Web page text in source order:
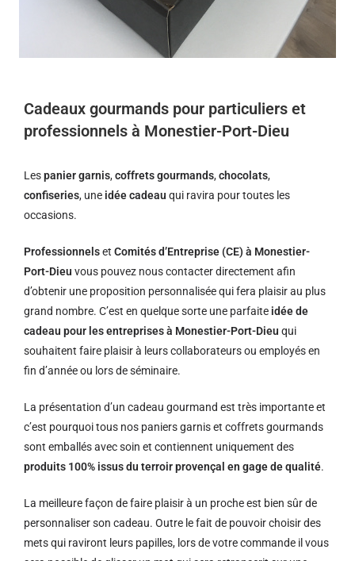
Cadeaux gourmands pour particuliers et
professionnels à Monestier-Port-Dieu
Lespanier garnis,coffrets gourmands,chocolats,
confiseries, une idée cadeau qui ravira pour toutes les
occasions.
Professionnelset Comités d’Entreprise (CE) à Monestier-
Port-Dieu vous pouvez nous contacter directement afin
d’obtenir une proposition personnalisée qui fera plaisir au plus
grand nombre. C’est en quelque sorte une parfaite idée de
cadeau pour les entreprises à Monestier-Port-Dieu qui
souhaitent faire plaisir à leurs collaborateurs ou employés en
fin d’année ou lors de séminaire.
La présentation d’un cadeau gourmand est très importante et
c’est pourquoi tous nos paniers garnis et coffrets gourmands
sont emballés avec soin et contiennent uniquement des
produits 100% issus du terroir provençal en gage de qualité.
La meilleure façon de faire plaisir à un proche est bien sûr de
personnaliser son cadeau. Outre le fait de pouvoir choisir des
mets qui raviront leurs papilles, lors de votre commande il vous